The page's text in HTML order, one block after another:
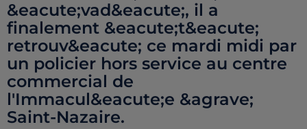
&eacute;vad&eacute;, il a
finalement &eacute;t&eacute;
retrouv&eacute; ce mardi midi par
un policier hors service au centre
commercial de
l'Immacul&eacute;e &agrave;
Saint-Nazaire.